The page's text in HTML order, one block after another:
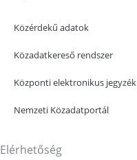
Közérdekű adatok
Közadatkereső rendszer
Központi elektronikus jegyzék
Nemzeti Közadatportál
Elérhetőség